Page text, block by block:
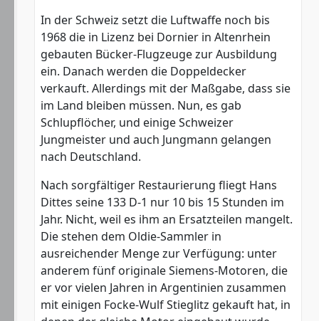
In der Schweiz setzt die Luftwaffe noch bis
1968 die in Lizenz bei Dornier in Altenrhein
gebauten Bücker-Flugzeuge zur Ausbildung
ein. Danach werden die Doppeldecker
verkauft. Allerdings mit der Maßgabe, dass sie
im Land bleiben müssen. Nun, es gab
Schlupflöcher, und einige Schweizer
Jungmeister und auch Jungmann gelangen
nach Deutschland.
Nach sorgfältiger Restaurierung fliegt Hans
Dittes seine 133 D-1 nur 10 bis 15 Stunden im
Jahr. Nicht, weil es ihm an Ersatzteilen mangelt.
Die stehen dem Oldie-Sammler in
ausreichender Menge zur Verfügung: unter
anderem fünf originale Siemens-Motoren, die
er vor vielen Jahren in Argentinien zusammen
mit einigen Focke-Wulf Stieglitz gekauft hat, in